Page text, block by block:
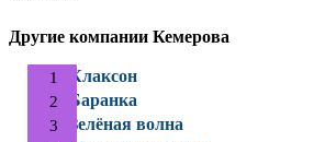
Другие компании Кемерова
Клаксон
Баранка
Зелёная волна